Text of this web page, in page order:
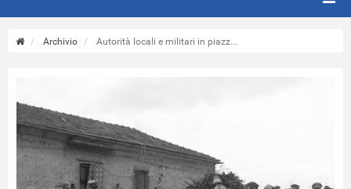
Archivio Autorità locali e militari in piazz...